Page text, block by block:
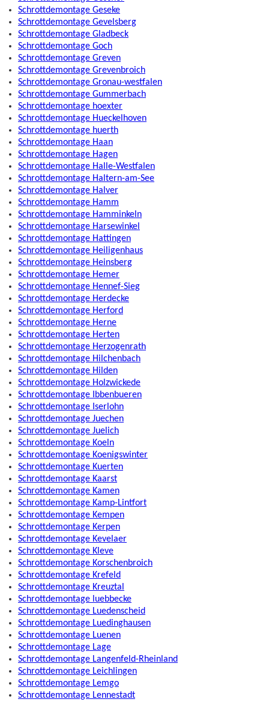
Schrottdemontage Geseke
Schrottdemontage Gevelsberg
Schrottdemontage Gladbeck
Schrottdemontage Goch
Schrottdemontage Greven
Schrottdemontage Grevenbroich
Schrottdemontage Gronau-westfalen
Schrottdemontage Gummerbach
Schrottdemontage hoexter
Schrottdemontage Hueckelhoven
Schrottdemontage huerth
Schrottdemontage Haan
Schrottdemontage Hagen
Schrottdemontage Halle-Westfalen
Schrottdemontage Haltern-am-See
Schrottdemontage Halver
Schrottdemontage Hamm
Schrottdemontage Hamminkeln
Schrottdemontage Harsewinkel
Schrottdemontage Hattingen
Schrottdemontage Heiligenhaus
Schrottdemontage Heinsberg
Schrottdemontage Hemer
Schrottdemontage Hennef-Sieg
Schrottdemontage Herdecke
Schrottdemontage Herford
Schrottdemontage Herne
Schrottdemontage Herten
Schrottdemontage Herzogenrath
Schrottdemontage Hilchenbach
Schrottdemontage Hilden
Schrottdemontage Holzwickede
Schrottdemontage Ibbenbueren
Schrottdemontage Iserlohn
Schrottdemontage Juechen
Schrottdemontage Juelich
Schrottdemontage Koeln
Schrottdemontage Koenigswinter
Schrottdemontage Kuerten
Schrottdemontage Kaarst
Schrottdemontage Kamen
Schrottdemontage Kamp-Lintfort
Schrottdemontage Kempen
Schrottdemontage Kerpen
Schrottdemontage Kevelaer
Schrottdemontage Kleve
Schrottdemontage Korschenbroich
Schrottdemontage Krefeld
Schrottdemontage Kreuztal
Schrottdemontage luebbecke
Schrottdemontage Luedenscheid
Schrottdemontage Luedinghausen
Schrottdemontage Luenen
Schrottdemontage Lage
Schrottdemontage Langenfeld-Rheinland
Schrottdemontage Leichlingen
Schrottdemontage Lemgo
Schrottdemontage Lennestadt